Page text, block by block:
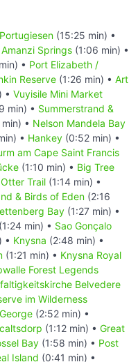
(15:25 min) •
Amanzi Springs (1:06 min) •
• Port Elizabeth /
Reserve (1:26 min) • Art
• Vuyisile Mini Market
min) • Summerstrand &
• Nelson Mandela Bay
• Hankey (0:52 min) •
am Cape Saint Francis
(1:10 min) • Big Tree
Otter Trail (1:14 min) •
& Birds of Eden (2:16
Bay (1:27 min) •
(1:24 min) • Sao Gonçalo
• Knysna (2:48 min) •
(1:21 min) • Knysna Royal
Forest Legends
Belvedere
im Wilderness
George (2:52 min) •
(1:12 min) • Great
Bay (1:58 min) • Post
Island (0:41 min) •